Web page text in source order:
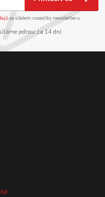
za účelem rozesílky newsletteru.
jednou za 14 dní.